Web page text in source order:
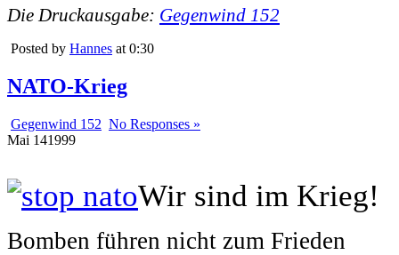
Die Druckausgabe: Gegenwind 152
Posted by Hannes at 0:30
NATO-Krieg
Gegenwind 152 No Responses »
Mai 141999
Wir sind im Krieg!
Bomben führen nicht zum Frieden